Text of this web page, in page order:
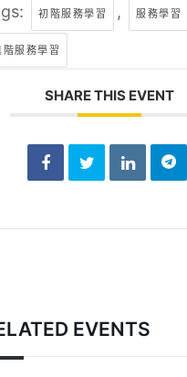
初階服務學習 , 服務學習
階服務學習
SHARE THIS EVENT
EVENTS